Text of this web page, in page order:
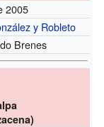
2005
y Robleto
Brenes
)